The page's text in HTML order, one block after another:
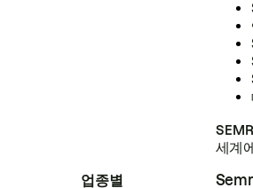
세계
업종별